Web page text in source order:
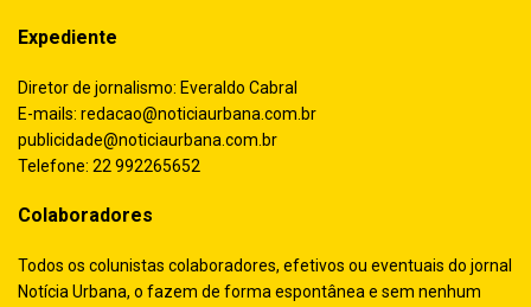
Expediente
Diretor de jornalismo: Everaldo Cabral
E-mails: redacao@noticiaurbana.com.br
publicidade@noticiaurbana.com.br
Telefone: 22 992265652
Colaboradores
Todos os colunistas colaboradores, efetivos ou eventuais do jornal
Notícia Urbana, o fazem de forma espontânea e sem nenhum